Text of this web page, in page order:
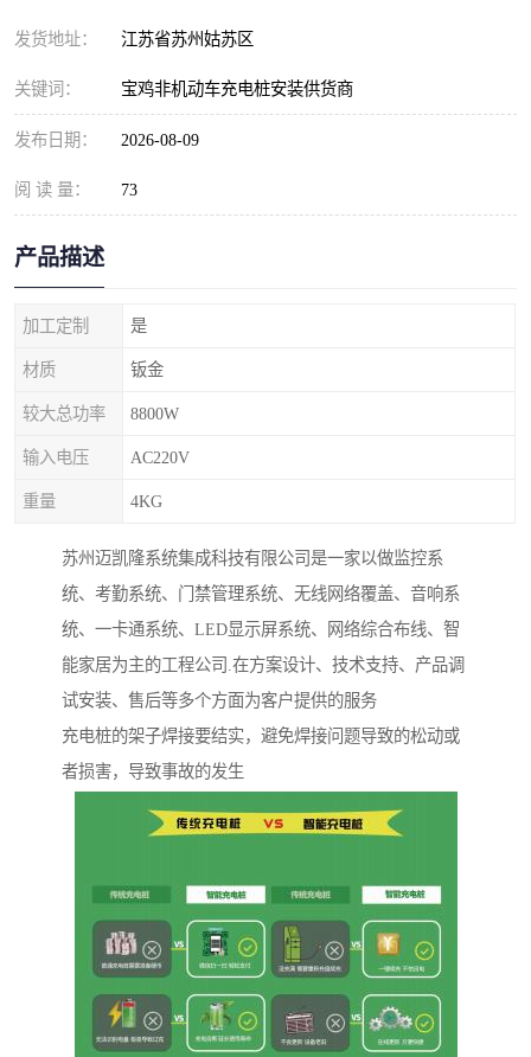
发货地址： 江苏省苏州姑苏区
关键词： 宝鸡非机动车充电桩安装供货商
发布日期： 2026-08-09
阅 读 量： 73
产品描述
加工定制 是
材质 钣金
较大总功率 8800W
输入电压 AC220V
重量 4KG
苏州迈凯隆系统集成科技有限公司是一家以做监控系
统、考勤系统、门禁管理系统、无线网络覆盖、音响系
统、一卡通系统、LED显示屏系统、网络综合布线、智
能家居为主的工程公司.在方案设计、技术支持、产品调
试安装、售后等多个方面为客户提供的服务
充电桩的架子焊接要结实，避免焊接问题导致的松动或
者损害，导致事故的发生